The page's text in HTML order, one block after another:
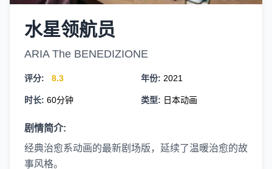
水星领航员
ARIA The BENEDIZIONE
评分: 8.3 年份: 2021
时长: 60分钟 类型: 日本动画
剧情简介:
经典治愈系动画的最新剧场版，延续了温暖治愈的故
事风格。